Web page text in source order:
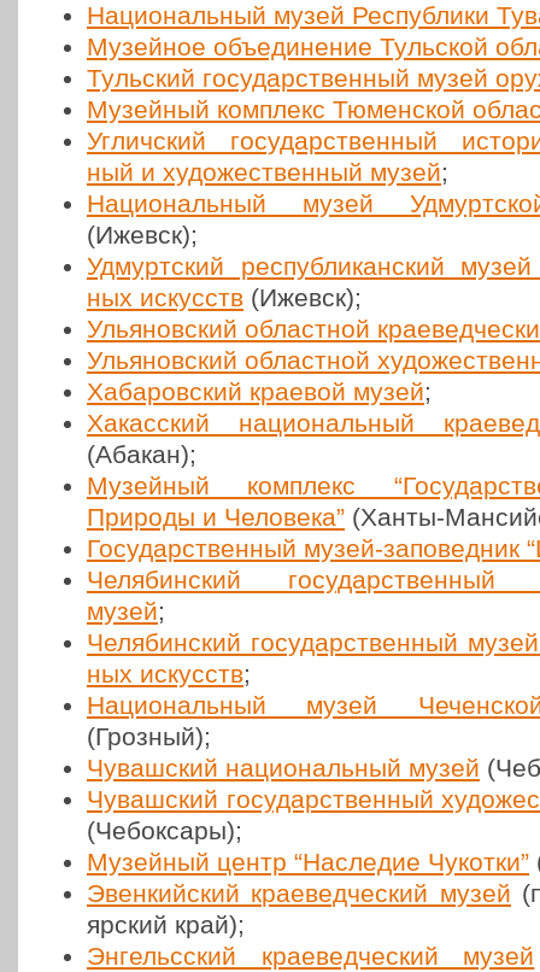
Наци­о­наль­ный музей Рес­пуб­ли­ки
Музей­ное объ­еди­не­ние Туль­ской
Туль­ский госу­дар­ствен­ный музей
Музей­ный ком­плекс Тюмен­ской
Углич­ский госу­дар­ствен­ный
ный и худо­же­ствен­ный музей;
Наци­о­наль­ный музей
(Ижевск);
Удмурт­ский рес­пуб­ли­кан­ский
ных искусств (Ижевск);
Улья­нов­ский област­ной
Улья­нов­ский област­ной
Хаба­ров­ский краевой музей;
Хакас­ский наци­о­наль­ный
(Абакан);
Музей­ный ком­плекс
Природы и Чело­ве­ка” (Ханты-
Госу­дар­ствен­ный музей-запо­вед­ник
Челя­бин­ский госу­дар­ствен­ный
музей;
Челя­бин­ский госу­дар­ствен­ный
ных искусств;
Наци­о­наль­ный музей
(Грозный);
Чуваш­ский наци­о­наль­ный музей
Чуваш­ский госу­дар­ствен­ный
(Чебок­са­ры);
Музей­ный центр “Насле­дие Чукотки”
Эвен­кий­ский кра­е­вед­че­ский музей
яр­ский край);
Энгельс­ский кра­е­вед­че­ский музей